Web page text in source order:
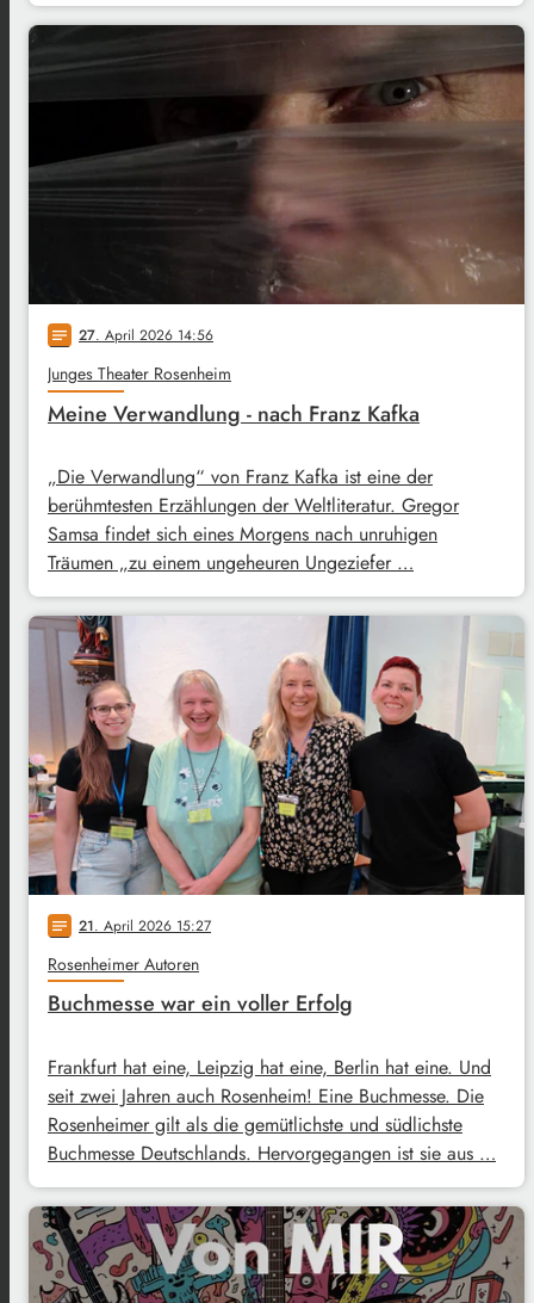
notes 27. April 2026 14:56
Junges Theater Rosenheim
Meine Verwandlung - nach Franz Kafka
„Die Verwandlung“ von Franz Kafka ist eine der
berühmtesten Erzählungen der Weltliteratur. Gregor
Samsa findet sich eines Morgens nach unruhigen
Träumen „zu einem ungeheuren Ungeziefer …
notes 21. April 2026 15:27
Rosenheimer Autoren
Buchmesse war ein voller Erfolg
Frankfurt hat eine, Leipzig hat eine, Berlin hat eine. Und
seit zwei Jahren auch Rosenheim! Eine Buchmesse. Die
Rosenheimer gilt als die gemütlichste und südlichste
Buchmesse Deutschlands. Hervorgegangen ist sie aus …